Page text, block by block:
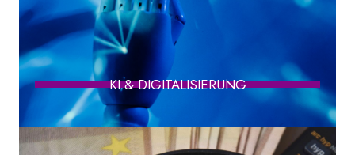
KI & DIGITALISIERUNG